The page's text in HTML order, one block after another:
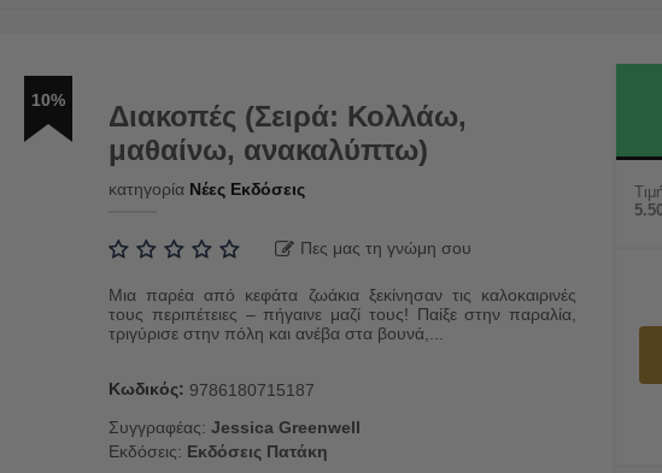
10%
Διακοπές (Σειρά: Κολλάω,
μαθαίνω, ανακαλύπτω)
κατηγορία Νέες Εκδόσεις
Πες μας τη γνώμη σου
Μια παρέα από κεφάτα ζωάκια ξεκίνησαν τις καλοκαιρινές
τους περιπέτειες – πήγαινε μαζί τους! Παίξε στην παραλία,
τριγύρισε στην πόλη και ανέβα στα βουνά,...
Κωδικός: 9786180715187
Συγγραφέας: Jessica Greenwell
Εκδόσεις: Εκδόσεις Πατάκη